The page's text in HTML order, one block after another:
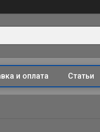
и оплата Статьи